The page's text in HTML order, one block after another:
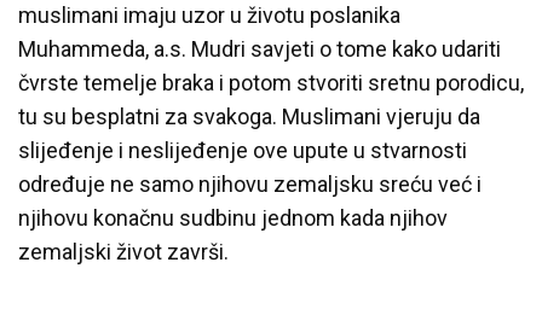
muslimani imaju uzor u životu poslanika
Muhammeda, a.s. Mudri savjeti o tome kako udariti
čvrste temelje braka i potom stvoriti sretnu porodicu,
tu su besplatni za svakoga. Muslimani vjeruju da
slijeđenje i neslijeđenje ove upute u stvarnosti
određuje ne samo njihovu zemaljsku sreću već i
njihovu konačnu sudbinu jednom kada njihov
zemaljski život završi.